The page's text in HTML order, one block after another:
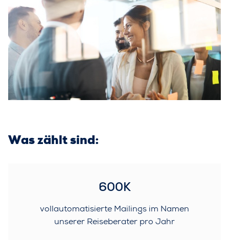
Was zählt sind:
600K
vollautomatisierte Mailings im Namen
unserer Reiseberater pro Jahr